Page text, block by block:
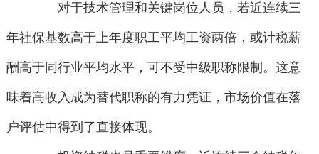
对于技术管理和关键岗位人员，若近连续三
年社保基数高于上年度职工平均工资两倍，或计税薪
酬高于同行业平均水平，可不受中级职称限制。这意
味着高收入成为替代职称的有力凭证，市场价值在落
户评估中得到了直接体现。